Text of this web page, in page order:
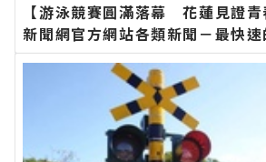
【游泳競賽圓滿落幕 花蓮見證
新聞網官方網站各類新聞－最快
最新的在地資訊！